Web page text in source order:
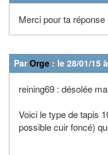
Merci pour ta
ParOrge : le 28/01/15
reining69 : désolée
Voici le type de tapis
possible cuir foncé)